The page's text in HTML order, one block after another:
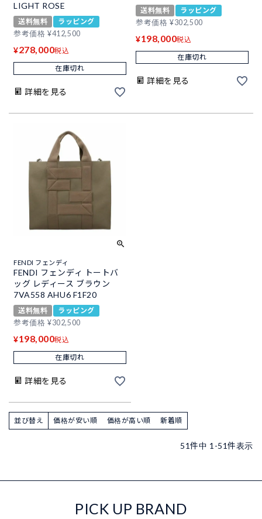
LIGHT ROSE
送料無料
ラッピング
参考価格 ¥412,500
¥278,000税込
在庫切れ
詳細を見る
送料無料
ラッピング
参考価格 ¥302,500
¥198,000税込
在庫切れ
詳細を見る
FENDI フェンディ
FENDI フェンディ トートバ
ッグ レディース ブラウン
7VA558 AHU6 F1F20
送料無料
ラッピング
参考価格 ¥302,500
¥198,000税込
在庫切れ
詳細を見る
並び替え 価格が安い順 価格が高い順 新着順
51件中 1 -51件表示
PICK UP BRAND